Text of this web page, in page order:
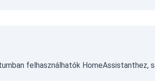
felhasználhatók HomeAssistanthez,